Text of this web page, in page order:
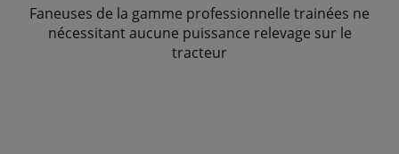
Faneuses de la gamme professionnelle trainées ne
nécessitant aucune puissance relevage sur le
tracteur